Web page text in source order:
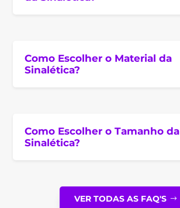
Como Escolher o Material da
Sinalética?
Como Escolher o Tamanho da
Sinalética?
VER TODAS AS FAQ'S